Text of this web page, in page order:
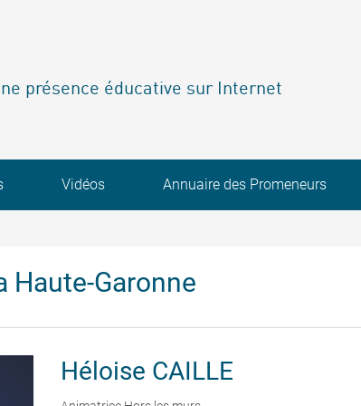
présence éducative sur Internet
Vidéos Annuaire des Promeneurs
Haute-Garonne
Héloise CAILLE